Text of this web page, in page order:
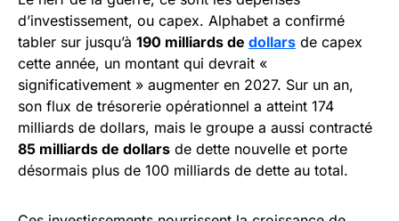
d’investissement, ou capex. Alphabet a confirmé
tabler sur jusqu’à 190 milliards de dollars de capex
cette année, un montant qui devrait «
significativement » augmenter en 2027. Sur un an,
son flux de trésorerie opérationnel a atteint 174
milliards de dollars, mais le groupe a aussi contracté
85 milliards de dollars de dette nouvelle et porte
désormais plus de 100 milliards de dette au total.